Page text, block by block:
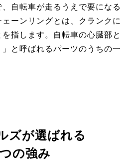
自転車が走るうえで要になる
ーンリングとは、クランクに
指します。自転車の心臓部と
と呼ばれるパーツのうちの一
ズが選ばれる
の強み